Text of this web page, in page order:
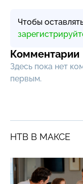
Чтобы
Комментарии
Здесь пока нет
первым.
НТВ В МАКСЕ